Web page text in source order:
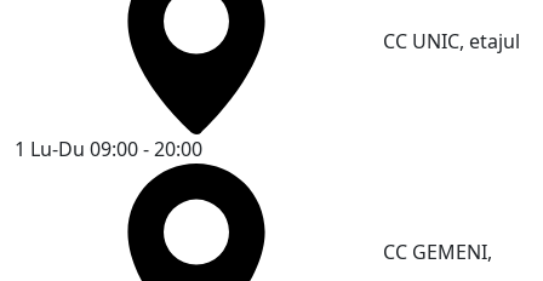
CC UNIC, etajul
1 Lu-Du 09:00 - 20:00
CC GEMENI,